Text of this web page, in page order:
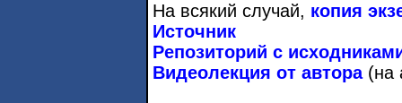
На всякий случай, копия
Источник
Репозиторий с
Видеолекция от автора(на